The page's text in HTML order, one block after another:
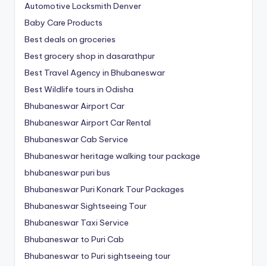
Automotive Locksmith Denver
Baby Care Products
Best deals on groceries
Best grocery shop in dasarathpur
Best Travel Agency in Bhubaneswar
Best Wildlife tours in Odisha
Bhubaneswar Airport Car
Bhubaneswar Airport Car Rental
Bhubaneswar Cab Service
Bhubaneswar heritage walking tour package
bhubaneswar puri bus
Bhubaneswar Puri Konark Tour Packages
Bhubaneswar Sightseeing Tour
Bhubaneswar Taxi Service
Bhubaneswar to Puri Cab
Bhubaneswar to Puri sightseeing tour